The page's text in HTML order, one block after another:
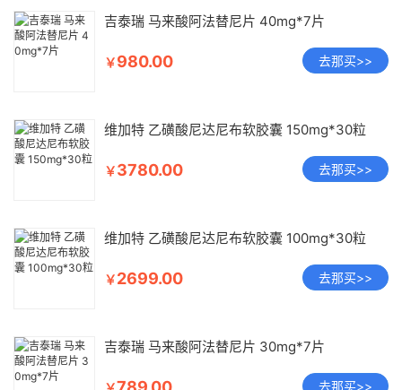
吉泰瑞 马来酸阿法替尼片 40mg*7片
￥980.00 去那买>>
维加特 乙磺酸尼达尼布软胶囊 150mg*30粒
￥3780.00 去那买>>
维加特 乙磺酸尼达尼布软胶囊 100mg*30粒
￥2699.00 去那买>>
吉泰瑞 马来酸阿法替尼片 30mg*7片
去那买>>